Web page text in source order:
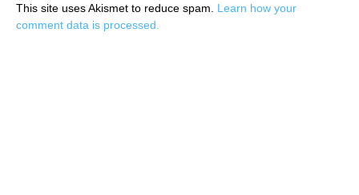
This site uses Akismet to reduce spam. Learn how your
comment data is processed.